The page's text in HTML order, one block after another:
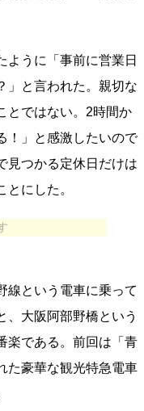
ように「事前に営業日
」と言われた。親切な
とではない。2時間か
！」と感激したいので
見つかる定休日だけは
にした。
線という電車に乗って
、大阪阿部野橋という
楽である。前回は「青
た豪華な観光特急電車